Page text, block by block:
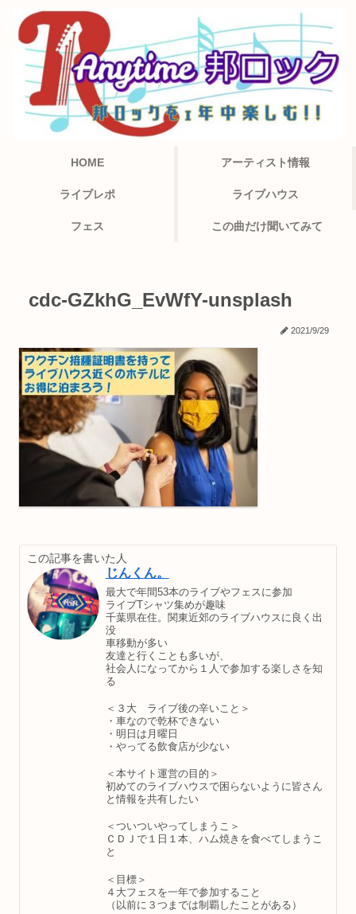
HOME アーティスト情報
ライブレポ ライブハウス
フェス この曲だけ聞いてみて
cdc-GZkhG_EvWfY-unsplash
2021/9/29
この記事を書いた人
じんくん。
最大で年間53本のライブやフェスに参加
ライブTシャツ集めが趣味
千葉県在住。関東近郊のライブハウスに良く出
没
車移動が多い
友達と行くことも多いが、
社会人になってから１人で参加する楽しさを知
る
＜３大 ライブ後の辛いこと＞
・車なので乾杯できない
・明日は月曜日
・やってる飲食店が少ない
＜本サイト運営の目的＞
初めてのライブハウスで困らないように皆さん
と情報を共有したい
＜ついついやってしまうこ＞
ＣＤＪで１日１本、ハム焼きを食べてしまうこ
と
＜目標＞
４大フェスを一年で参加すること
（以前に３つまでは制覇したことがある）